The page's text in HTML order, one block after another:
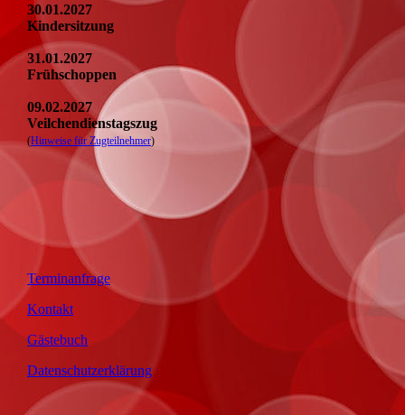
30.01.2027
Kindersitzung
31.01.2027
Frühschoppen
09.02.2027
Veilchendienstagszug
(Hinweise für Zugteilnehmer)
Terminanfrage
Kontakt
Gästebuch
Datenschutzerklärung